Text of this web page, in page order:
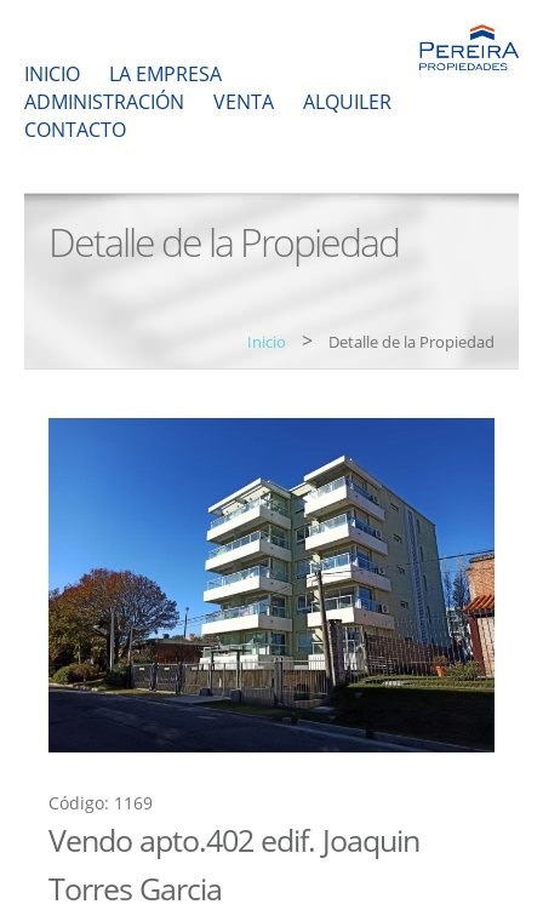
INICIO
LA EMPRESA
ADMINISTRACIÓN
VENTA
ALQUILER
CONTACTO
Detalle de la Propiedad
Inicio > Detalle de la Propiedad
Código: 1169
Vendo apto.402 edif. Joaquin
Torres Garcia